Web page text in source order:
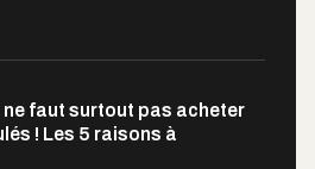
faut surtout pas acheter
! Les 5 raisons à